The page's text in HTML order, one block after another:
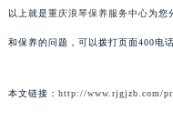
以上就是重庆浪琴保养服务中心为您
和保养的问题，可以拨打页面400电
本文链接： http://www.rjgjzb.com/